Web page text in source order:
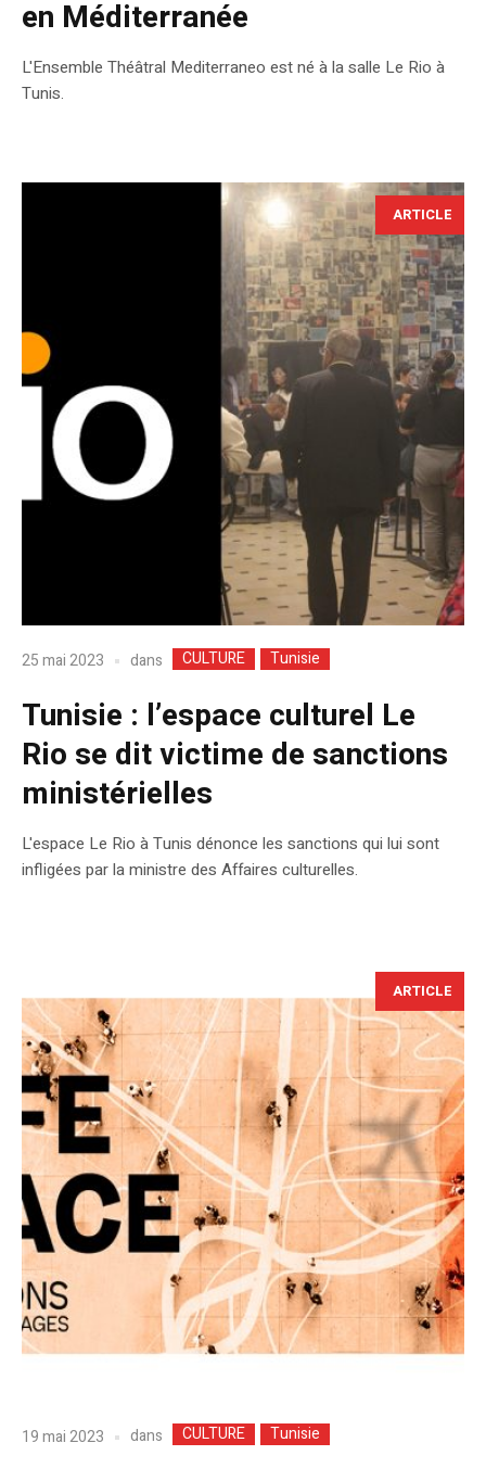
en Méditerranée
L'Ensemble Théâtral Mediterraneo est né à la salle Le Rio à
Tunis.
ARTICLE
25 mai 2023 dans CULTURE Tunisie
Tunisie : l’espace culturel Le
Rio se dit victime de sanctions
ministérielles
L'espace Le Rio à Tunis dénonce les sanctions qui lui sont
infligées par la ministre des Affaires culturelles.
ARTICLE
19 mai 2023 dans CULTURE Tunisie